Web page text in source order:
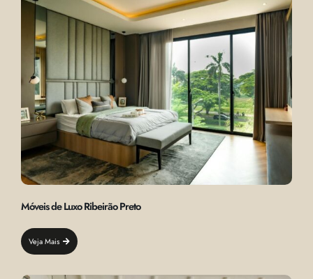
Móveis de Luxo Ribeirão Preto
Veja Mais